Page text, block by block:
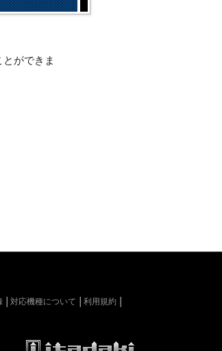
ができま
対応機種について
利用規約